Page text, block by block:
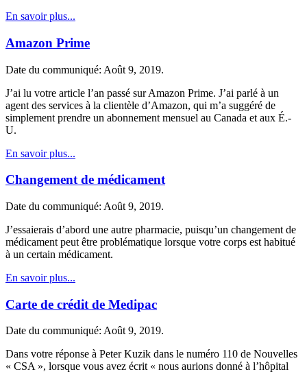
En savoir plus...
Amazon Prime
Date du communiqué: Août 9, 2019.
J’ai lu votre article l’an passé sur Amazon Prime. J’ai parlé à un
agent des services à la clientèle d’Amazon, qui m’a suggéré de
simplement prendre un abonnement mensuel au Canada et aux É.-
U.
En savoir plus...
Changement de médicament
Date du communiqué: Août 9, 2019.
J’essaierais d’abord une autre pharmacie, puisqu’un changement de
médicament peut être problématique lorsque votre corps est habitué
à un certain médicament.
En savoir plus...
Carte de crédit de Medipac
Date du communiqué: Août 9, 2019.
Dans votre réponse à Peter Kuzik dans le numéro 110 de Nouvelles
« CSA », lorsque vous avez écrit « nous aurions donné à l’hôpital